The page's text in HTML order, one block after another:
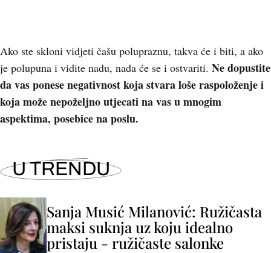
Ako ste skloni vidjeti čašu polupraznu, takva će i biti, a ako
je polupuna i vidite nadu, nada će se i ostvariti. Ne dopustite
da vas ponese negativnost koja stvara loše raspoloženje i
koja može nepoželjno utjecati na vas u mnogim
aspektima, posebice na poslu.
U TRENDU
Sanja Musić Milanović: Ružičasta
maksi suknja uz koju idealno
pristaju - ružičaste salonke